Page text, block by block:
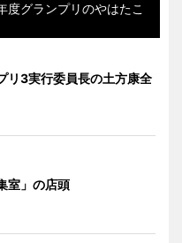
度グランプリのやはたこ
リ3実行委員長の土方康全
室」の店頭